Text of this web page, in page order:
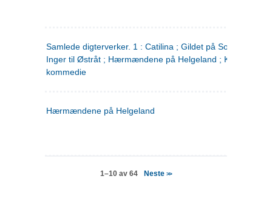
Samlede digterverker. 1 : Catilina ; Gildet på Solhaug ; Fru
Inger til Østråt ; Hærmændene på Helgeland ;
kommedie
Hærmændene på Helgeland
1–10 av 64 Neste>>